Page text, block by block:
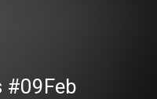
#09Feb